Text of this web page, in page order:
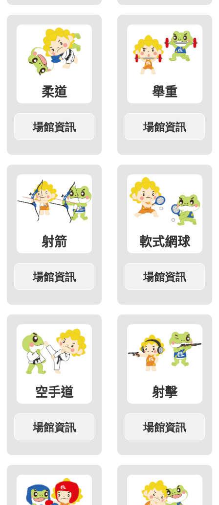
柔道 舉重
射箭 軟式網球
空手道 射擊